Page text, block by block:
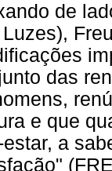
de
das
e que
estar, a